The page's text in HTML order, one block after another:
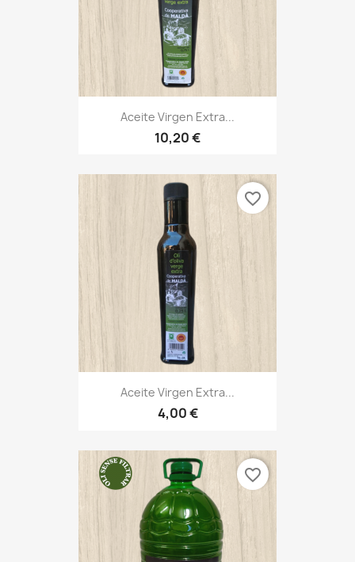
Aceite Virgen Extra...
10,20 €
Aceite Virgen Extra...
4,00 €
favorite_border
favorite_border